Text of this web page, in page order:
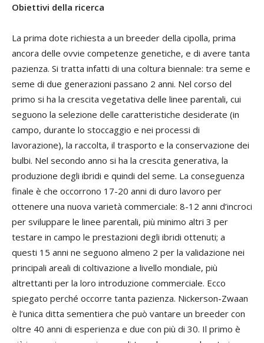
Obiettivi della ricerca
La prima dote richiesta a un breeder della cipolla, prima
ancora delle ovvie competenze genetiche, e di avere tanta
pazienza. Si tratta infatti di una coltura biennale: tra seme e
seme di due generazioni passano 2 anni. Nel corso del
primo si ha la crescita vegetativa delle linee parentali, cui
seguono la selezione delle caratteristiche desiderate (in
campo, durante lo stoccaggio e nei processi di
lavorazione), la raccolta, il trasporto e la conservazione dei
bulbi. Nel secondo anno si ha la crescita generativa, la
produzione degli ibridi e quindi del seme. La conseguenza
finale è che occorrono 17-20 anni di duro lavoro per
ottenere una nuova varietà commerciale: 8-12 anni d’incroci
per sviluppare le linee parentali, più minimo altri 3 per
testare in campo le prestazioni degli ibridi ottenuti; a
questi 15 anni ne seguono almeno 2 per la validazione nei
principali areali di coltivazione a livello mondiale, più
altrettanti per la loro introduzione commerciale. Ecco
spiegato perché occorre tanta pazienza. Nickerson-Zwaan
è l’unica ditta sementiera che può vantare un breeder con
oltre 40 anni di esperienza e due con più di 30. Il primo è